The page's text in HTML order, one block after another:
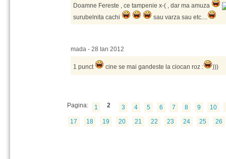
Doamne Fereste , ce tampenie x-( , dar ma amuza
surubelnita cachi
sau varza sau etc....
mada - 28 Ian 2012
1 punct cine se mai gandeste la ciocan roz : )))
Pagina: 1 2 3 4 5 6 7 8 9
10
17
18 19 20 21 22 23 24 25 26